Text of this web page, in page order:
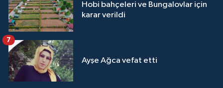
Hobi bahçeleri ve Bungalovlar için
karar verildi
Ayşe Ağca vefat etti
7